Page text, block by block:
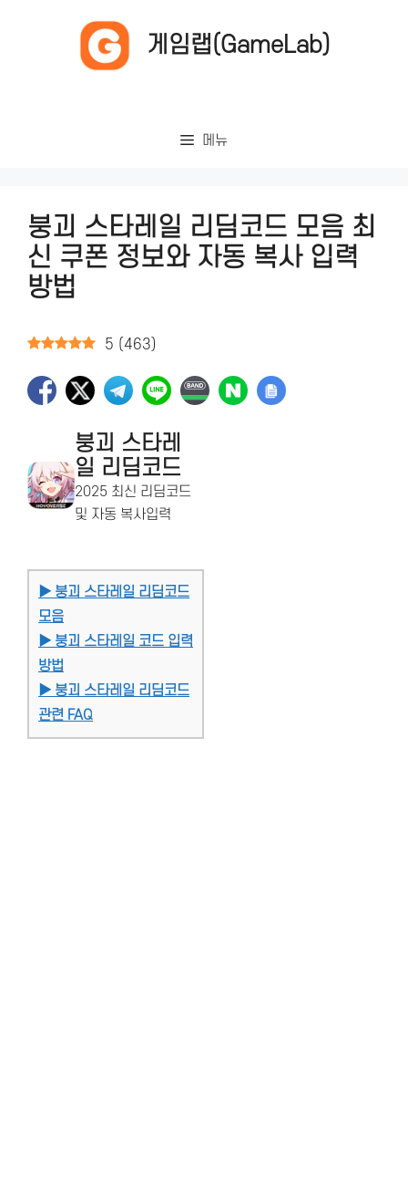
게임랩(GameLab)
메뉴
붕괴 스타레일 리딤코드 모음 최
신 쿠폰 정보와 자동 복사 입력
방법
5 ( 463)
붕괴 스타레
일 리딤코드
2025 최신 리딤코드
및 자동 복사입력
▶ 붕괴 스타레일 리딤코드
모음
▶ 붕괴 스타레일 코드 입력
방법
▶ 붕괴 스타레일 리딤코드
관련 FAQ